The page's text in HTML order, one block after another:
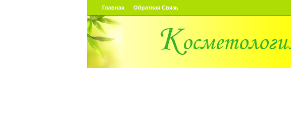
Главная Обратная Связь